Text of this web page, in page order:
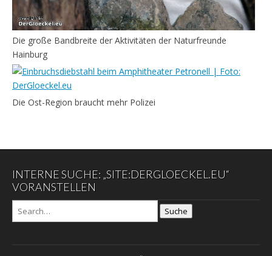
Die große Bandbreite der Aktivitäten der Naturfreunde
Hainburg
Die Ost-Region braucht mehr Polizei
INTERNE SUCHE: „SITE:DERGLOECKEL.EU“
VORANSTELLEN
Suche